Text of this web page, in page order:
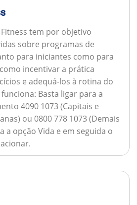
tem por objetivo
sobre programas de
para iniciantes como para
incentivar a prática
e adequá-los à rotina do
Basta ligar para a
4090 1073 (Capitais e
ou 0800 778 1073 (Demais
a opção Vida e em seguida o